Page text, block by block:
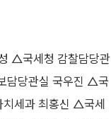
△국세청 감찰담당관
담당관실 국우진 △국
세과 최홍신 △국세